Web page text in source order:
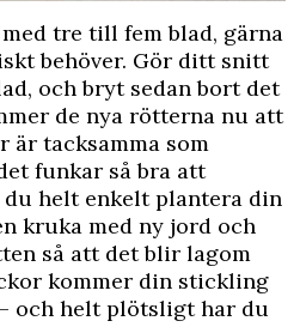
tre till fem blad, gärna
behöver. Gör ditt snitt
och bryt sedan bort det
de nya rötterna nu att
är tacksamma som
funkar så bra att
helt enkelt plantera din
kruka med ny jord och
så att det blir lagom
kommer din stickling
och helt plötsligt har du